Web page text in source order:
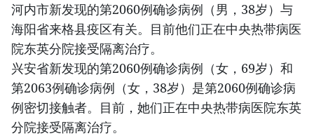
河内市新发现的第2060例确诊病例（男，38岁）与
海阳省来格县疫区有关。目前他们正在中央热带病医
院东英分院接受隔离治疗。
兴安省新发现的第2060例确诊病例（女，69岁）和
第2063例确诊病例（女，38岁）是第2060例确诊病
例密切接触者。目前，她们正在中央热带病医院东英
分院接受隔离治疗。